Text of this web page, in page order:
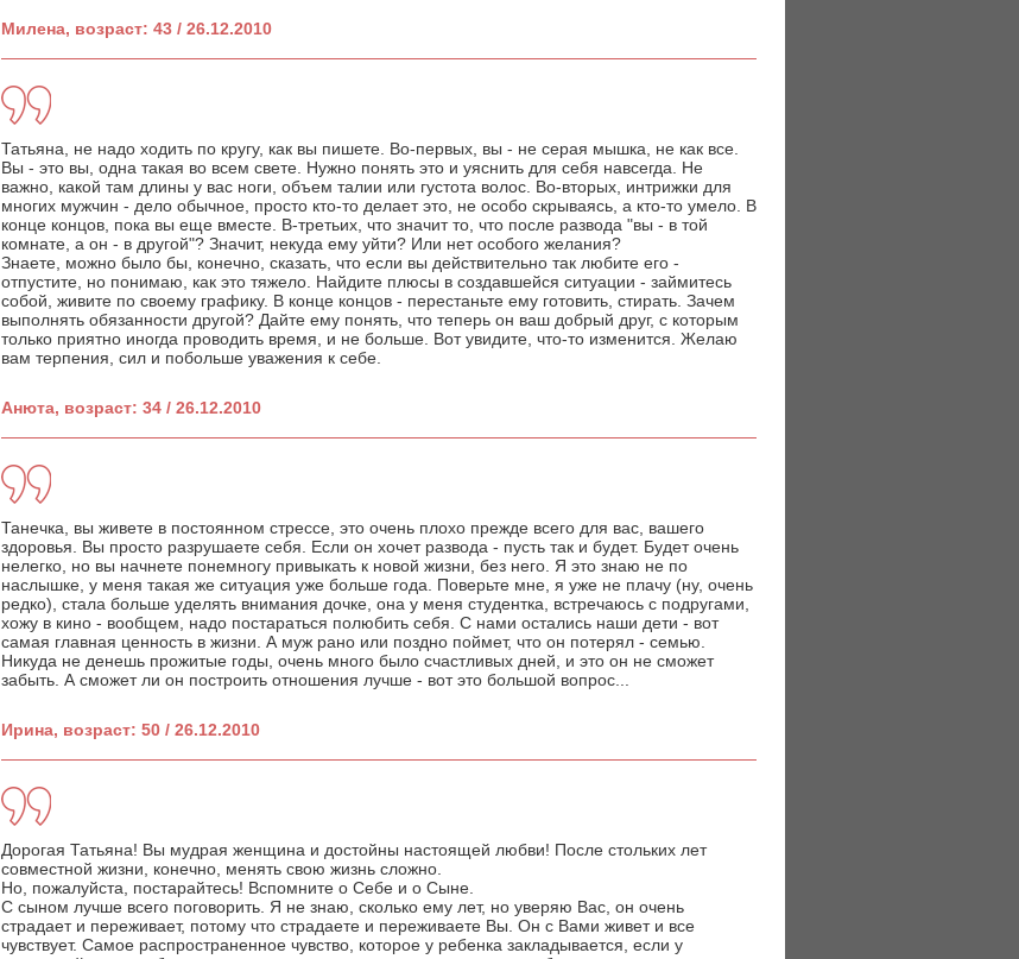
Милена, возраст: 43 / 26.12.2010
Татьяна, не надо ходить по кругу, как вы пишете. Во-первых, вы - не серая мышка, не как все.
Вы - это вы, одна такая во всем свете. Нужно понять это и уяснить для себя навсегда. Не
важно, какой там длины у вас ноги, объем талии или густота волос. Во-вторых, интрижки для
многих мужчин - дело обычное, просто кто-то делает это, не особо скрываясь, а кто-то умело. В
конце концов, пока вы еще вместе. В-третьих, что значит то, что после развода "вы - в той
комнате, а он - в другой"? Значит, некуда ему уйти? Или нет особого желания?
Знаете, можно было бы, конечно, сказать, что если вы действительно так любите его -
отпустите, но понимаю, как это тяжело. Найдите плюсы в создавшейся ситуации - займитесь
собой, живите по своему графику. В конце концов - перестаньте ему готовить, стирать. Зачем
выполнять обязанности другой? Дайте ему понять, что теперь он ваш добрый друг, с которым
только приятно иногда проводить время, и не больше. Вот увидите, что-то изменится. Желаю
вам терпения, сил и побольше уважения к себе.
Анюта, возраст: 34 / 26.12.2010
Танечка, вы живете в постоянном стрессе, это очень плохо прежде всего для вас, вашего
здоровья. Вы просто разрушаете себя. Если он хочет развода - пусть так и будет. Будет очень
нелегко, но вы начнете понемногу привыкать к новой жизни, без него. Я это знаю не по
наслышке, у меня такая же ситуация уже больше года. Поверьте мне, я уже не плачу (ну, очень
редко), стала больше уделять внимания дочке, она у меня студентка, встречаюсь с подругами,
хожу в кино - вообщем, надо постараться полюбить себя. С нами остались наши дети - вот
самая главная ценность в жизни. А муж рано или поздно поймет, что он потерял - семью.
Никуда не денешь прожитые годы, очень много было счастливых дней, и это он не сможет
забыть. А сможет ли он построить отношения лучше - вот это большой вопрос...
Ирина, возраст: 50 / 26.12.2010
Дорогая Татьяна! Вы мудрая женщина и достойны настоящей любви! После стольких лет
совместной жизни, конечно, менять свою жизнь сложно.
Но, пожалуйста, постарайтесь! Вспомните о Себе и о Сыне.
С сыном лучше всего поговорить. Я не знаю, сколько ему лет, но уверяю Вас, он очень
страдает и переживает, потому что страдаете и переживаете Вы. Он с Вами живет и все
чувствует. Самое распространенное чувство, которое у ребенка закладывается, если у